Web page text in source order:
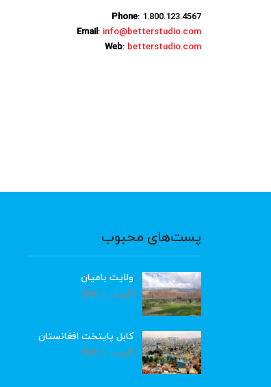
Phone: 1.800.123.4567
Email: info@betterstudio.com
Web: betterstudio.com
پست‌های محبوب
ولایت بامیان
آگوست 6, 2026
کابل پایتخت افغانستان
آگوست 6, 2026